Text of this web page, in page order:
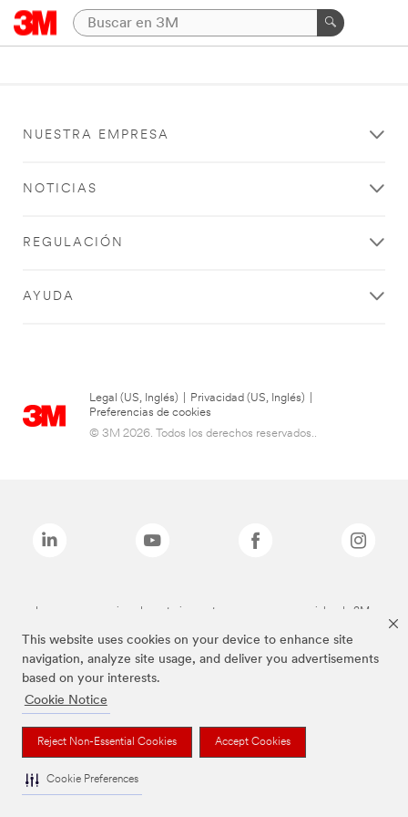
This website uses cookies on your device to enhance site
navigation, analyze site usage, and deliver you advertisements
based on your interests.
Cookie Notice
Reject Non-Essential Cookies Accept Cookies
Cookie Preferences
NUESTRA EMPRESA
NOTICIAS
REGULACIÓN
AYUDA
Legal (US, Inglés) Privacidad (US, Inglés)
Preferencias de cookies
© 3M 2026. Todos los derechos reservados..
Las marcas mencionadas anteriormente son marcas comerciales de 3M.